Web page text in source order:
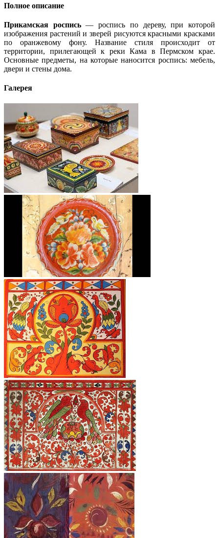
Полное описание
Прикамская роспись— роспись по дереву, при которой
изображения растений и зверей рисуются красными красками
по оранжевому фону. Название стиля происходит от
территории, прилегающей к реки Кама в Пермском крае.
Основные предметы, на которые наносится роспись: мебель,
двери и стены дома.
Галерея